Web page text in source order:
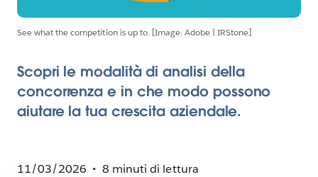
See what the competition is up to. [Image: Adobe | IRStone]
Scopri le modalità di analisi della
concorrenza e in che modo possono
aiutare la tua crescita aziendale.
11/03/2026
8 minuti di lettura